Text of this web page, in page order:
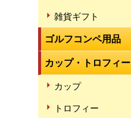
雑貨ギフト
ゴルフコンペ用品
カップ・トロフィー
カップ
トロフィー